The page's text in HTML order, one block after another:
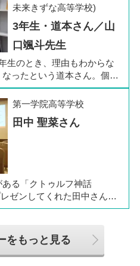
ンパスの冨川先生に、通信
囲気、行事について語って
からは、日々の何気ない会
先生と生徒の温かな信頼関
未来きずな高等学校)
3年生・道本さん／山
口颯斗先生
生のとき、理由もわからな
ったという道本さん。個別
さ」を決め手に、飛鳥未来
パスへの転入を選びまし
て在籍しながら、オープン
ちのサポート役「キャス
同校の山口颯斗先生ととも
関わりや、自分らしく過ご
くれました。
第一学院高等学校
田中 聖菜さん
る「クトゥルフ神話
ゼンしてくれた田中さん
で体調を崩し、12月に第一
がら、自分らしく過ごせる
ってお話いただきました。
強するもの」というイメー
をもっと見る